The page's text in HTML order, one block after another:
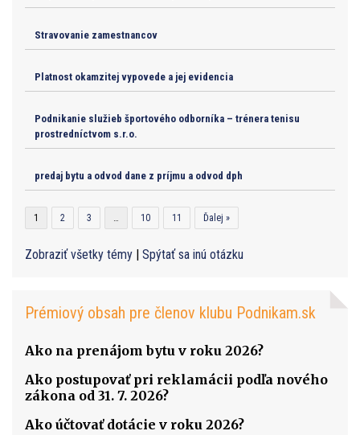
Stravovanie zamestnancov
Platnost okamzitej vypovede a jej evidencia
Podnikanie služieb športového odborníka – trénera tenisu
prostredníctvom s.r.o.
predaj bytu a odvod dane z príjmu a odvod dph
1 2 3 10 11 Ďalej »
Zobraziť všetky témy | Spýtať sa inú otázku
Prémiový obsah pre členov klubu Podnikam.sk
Ako na prenájom bytu v roku 2026?
Ako postupovať pri reklamácii podľa nového
zákona od 31. 7. 2026?
Ako účtovať dotácie v roku 2026?